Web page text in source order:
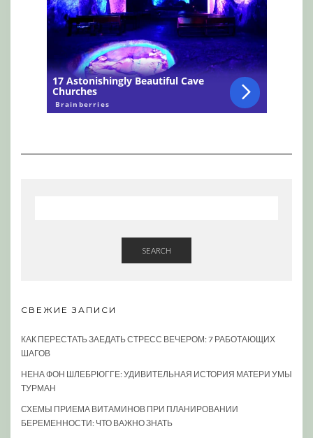
SEARCH
СВЕЖИЕ ЗАПИСИ
КАК ПЕРЕСТАТЬ ЗАЕДАТЬ СТРЕСС ВЕЧЕРОМ: 7 РАБОТАЮЩИХ
ШАГОВ
НЕНА ФОН ШЛЕБРЮГГЕ: УДИВИТЕЛЬНАЯ ИСТОРИЯ МАТЕРИ УМЫ
ТУРМАН
СХЕМЫ ПРИЕМА ВИТАМИНОВ ПРИ ПЛАНИРОВАНИИ
БЕРЕМЕННОСТИ: ЧТО ВАЖНО ЗНАТЬ